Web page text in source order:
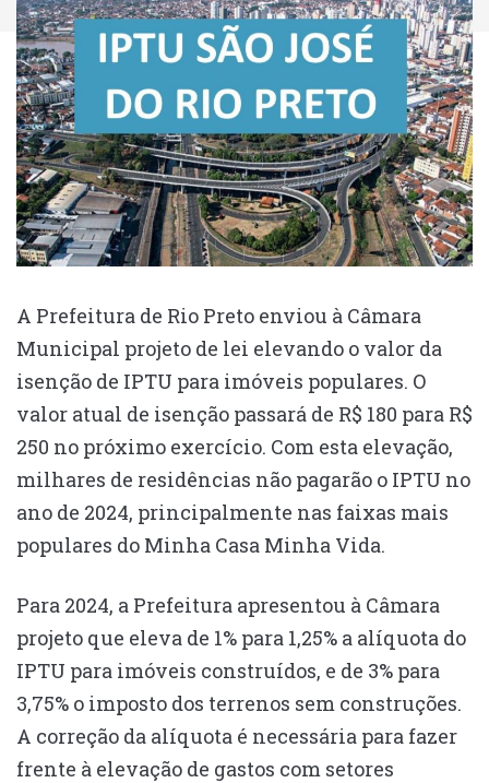
A Prefeitura de Rio Preto enviou à Câmara
Municipal projeto de lei elevando o valor da
isenção de IPTU para imóveis populares. O
valor atual de isenção passará de R$ 180 para R$
250 no próximo exercício. Com esta elevação,
milhares de residências não pagarão o IPTU no
ano de 2024, principalmente nas faixas mais
populares do Minha Casa Minha Vida.
Para 2024, a Prefeitura apresentou à Câmara
projeto que eleva de 1% para 1,25% a alíquota do
IPTU para imóveis construídos, e de 3% para
3,75% o imposto dos terrenos sem construções.
A correção da alíquota é necessária para fazer
frente à elevação de gastos com setores